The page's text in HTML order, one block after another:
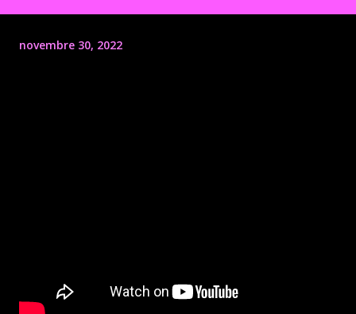
novembre 30, 2022